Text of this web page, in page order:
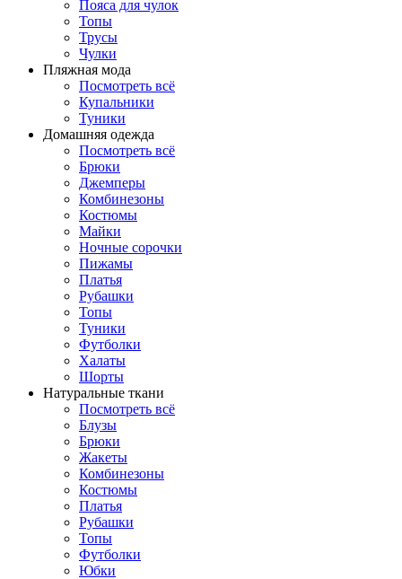
Поясa для чулок
Топы
Трусы
Чулки
Пляжная мода
Посмотреть всё
Купальники
Туники
Домашняя одежда
Посмотреть всё
Брюки
Джемперы
Комбинезоны
Костюмы
Майки
Ночные сорочки
Пижамы
Платья
Рубашки
Топы
Туники
Футболки
Халаты
Шорты
Натуральные ткани
Посмотреть всё
Блузы
Брюки
Жакеты
Комбинезоны
Костюмы
Платья
Рубашки
Топы
Футболки
Юбки